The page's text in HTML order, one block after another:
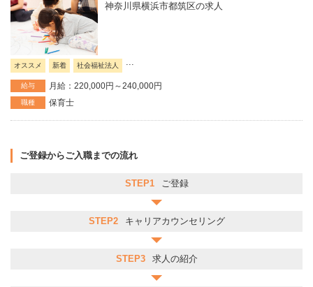
神奈川県横浜市都筑区の求人
オススメ 新着 社会福祉法人 ...
給与 月給：220,000円～240,000円
職種 保育士
ご登録からご入職までの流れ
STEP1 ご登録
STEP2 キャリアカウンセリング
STEP3 求人の紹介